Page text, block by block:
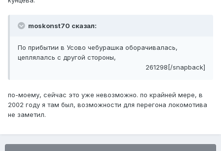
moskonst70 сказал:
По прибытии в Усово чебурашка оборачивалась,
цеплялалсь с другой стороны,
261298[/snapback]
по-моему, сейчас это уже невозможно. по крайней мере, в
2002 году я там был, возможности для перегона локомотива
не заметил.